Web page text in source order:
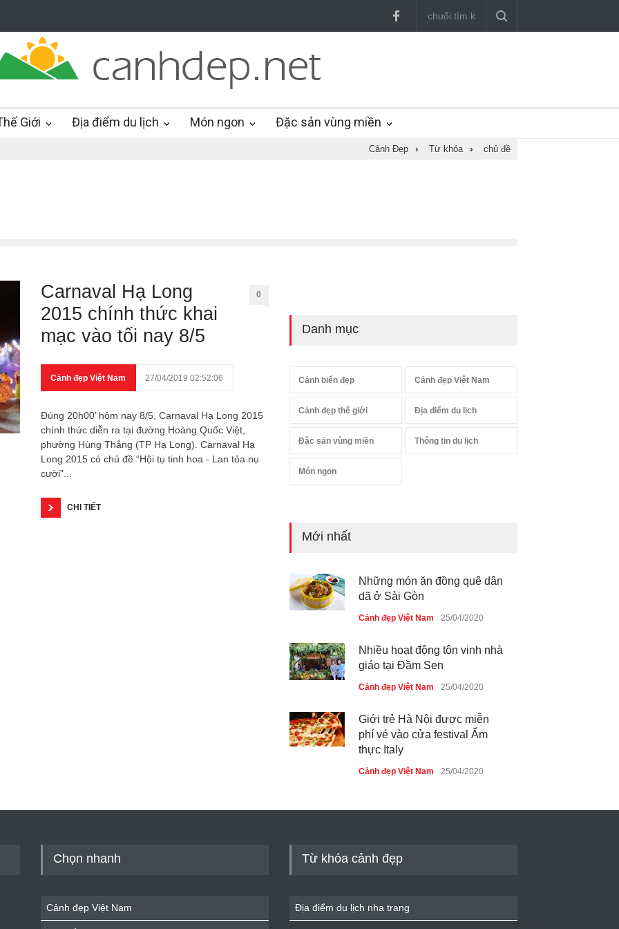
Giới Địa điểm du lịch Món ngon Đặc sản vùng miền
Cảnh Đẹp › Từ khóa › chủ đề
Carnaval Hạ Long
2015 chính thức khai
mạc vào tối nay 8/5
0
Cảnh đẹp Việt Nam 27/04/2019 02:52:06
Đúng 20h00’ hôm nay 8/5, Carnaval Hạ Long 2015
chính thức diễn ra tại đường Hoàng Quốc Việt,
phường Hùng Thắng (TP Hạ Long). Carnaval Hạ
Long 2015 có chủ đề “Hội tụ tinh hoa - Lan tỏa nụ
cười”...
CHI TIẾT
Danh mục
Cảnh biển đẹp Cảnh đẹp Việt Nam
Cảnh đẹp thế giới Địa điểm du lịch
Đặc sản vùng miền Thông tin du lịch
Món ngon
Mới nhất
Những món ăn đồng quê dân
dã ở Sài Gòn
Cảnh đẹp Việt Nam 25/04/2020
Nhiều hoạt động tôn vinh nhà
giáo tại Đầm Sen
Cảnh đẹp Việt Nam 25/04/2020
Giới trẻ Hà Nội được miễn
phí vé vào cửa festival Ẩm
thực Italy
Cảnh đẹp Việt Nam 25/04/2020
Cảnh đẹp Việt Nam
Chọn nhanh
Cảnh đẹp Việt Nam
Từ khóa cảnh đẹp
Địa điểm du lịch nha trang